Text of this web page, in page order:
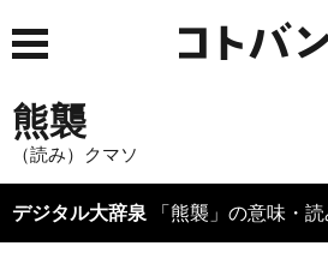
熊襲
（読み）クマソ
デジタル大辞泉 「熊襲」の意味・